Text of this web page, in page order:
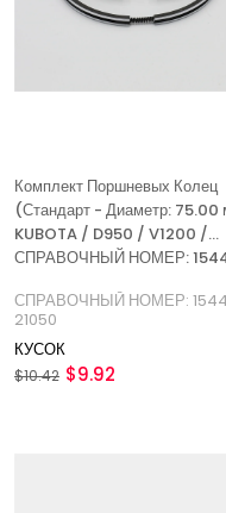
Комплект Поршневых Колец
(Стандарт - Диаметр: 75.00
KUBOTA / D950 / V1200 /
СПРАВОЧНЫЙ НОМЕР: 15442-
СПРАВОЧНЫЙ НОМЕР:
21050
КУСОК
$9.92
$10.42